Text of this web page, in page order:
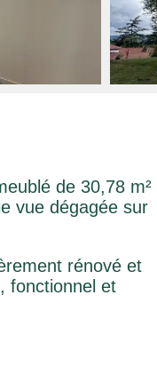
de 30,78 m²
vue dégagée sur
rénové et
fonctionnel et